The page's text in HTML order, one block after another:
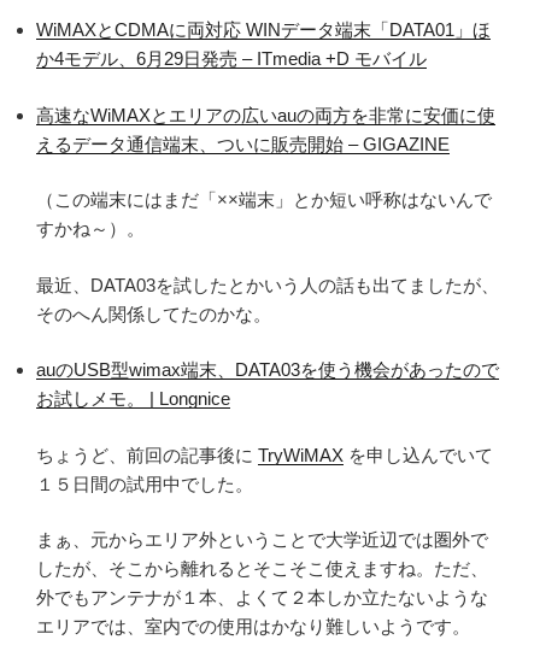
WiMAXとCDMAに両対応 WINデータ端末「DATA01」ほ
か4モデル、6月29日発売 – ITmedia +D モバイル
高速なWiMAXとエリアの広いauの両方を非常に安価に使
えるデータ通信端末、ついに販売開始 – GIGAZINE
（この端末にはまだ「××端末」とか短い呼称はないんで
すかね～）。
最近、DATA03を試したとかいう人の話も出てましたが、
そのへん関係してたのかな。
auのUSB型wimax端末、DATA03を使う機会があったので
お試しメモ。 | Longnice
ちょうど、前回の記事後に TryWiMAX を申し込んでいて
１５日間の試用中でした。
まぁ、元からエリア外ということで大学近辺では圏外で
したが、そこから離れるとそこそこ使えますね。ただ、
外でもアンテナが１本、よくて２本しか立たないような
エリアでは、室内での使用はかなり難しいようです。